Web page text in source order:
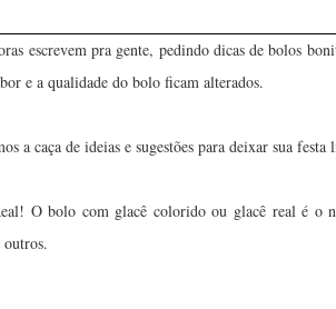
escrevem pra gente, pedindo dicas de bolos
e a qualidade do bolo ficam alterados.
a caça de ideias e sugestões para deixar sua
O bolo com glacê colorido ou glacê real é o
outros.